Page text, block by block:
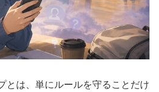
とは、単にルールを守ることだけ